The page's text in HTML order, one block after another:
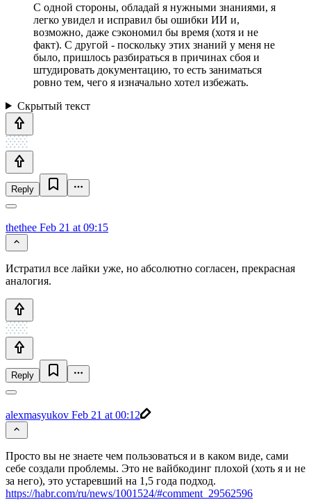
С одной стороны, обладай я нужными знаниями, я
легко увидел и исправил бы ошибки ИИ и,
возможно, даже сэкономил бы время (хотя и не
факт). С другой - поскольку этих знаний у меня не
было, пришлось разбираться в причинах сбоя и
штудировать документацию, то есть заниматься
ровно тем, чего я изначально хотел избежать.
Скрытый текст
Reply
thethee Feb 21 at 09:15
Истратил все лайки уже, но абсолютно согласен, прекрасная
аналогия.
Reply
alexmasyukov Feb 21 at 00:12
Просто вы не знаете чем пользоваться и в каком виде, сами
себе создали проблемы. Это не вайбкодинг плохой (хоть я и не
за него), это устаревший на 1,5 года подход.
https://habr.com/ru/news/1001524/#comment_29562596